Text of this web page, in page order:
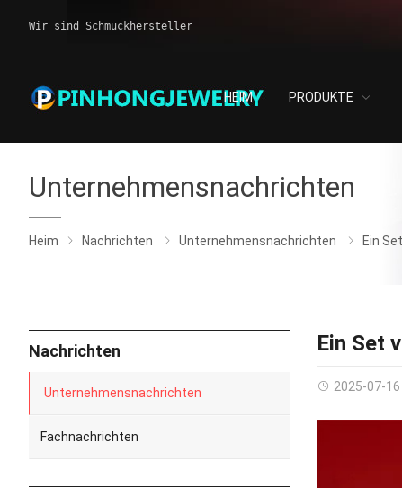
Wir sind Schmuckhersteller
HEIM PRODUKTE
Unternehmensnachrichten
Heim Nachrichten Unternehmensnachrichten Ein
Ein Set
2025-07-16
Nachrichten
Unternehmensnachrichten
Fachnachrichten